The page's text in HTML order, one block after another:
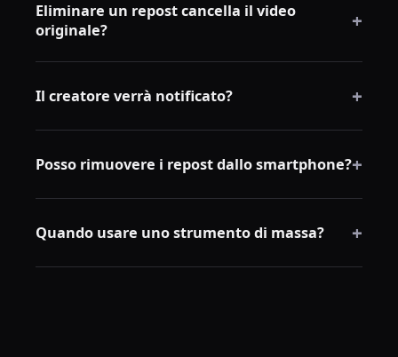
Eliminare un repost cancella il video
originale?
+
rimane sul profilo del creatore.
Il creatore verrà notificato? +
rimuovi un repost dal tuo profilo.
Posso rimuovere i repost dallo smartphone?+
più semplice su desktop con RepostCleanup.
Quando usare uno strumento di massa? +